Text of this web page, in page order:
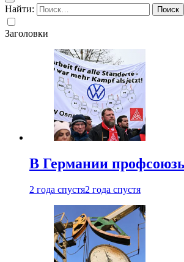
Найти:
Заголовки
В Германии
2 года спустя2 года спустя